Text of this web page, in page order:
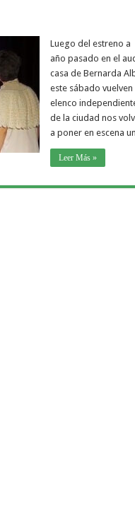
Luego del estreno a
año pasado en el
casa de Bernarda
este sábado
elenco
de la ciudad nos
a poner en escena
Leer Más »